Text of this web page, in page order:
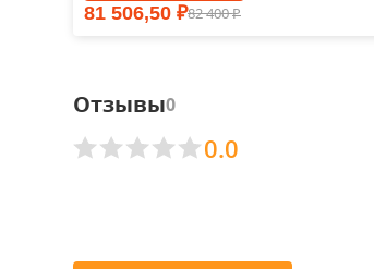
81 506,50 ₽82 400₽
Отзывы0
0.0